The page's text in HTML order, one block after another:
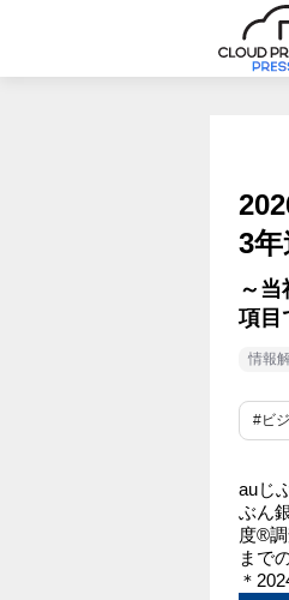
3
～
項目
情報
#ビ
auじ
ぶん
度®
まで
＊